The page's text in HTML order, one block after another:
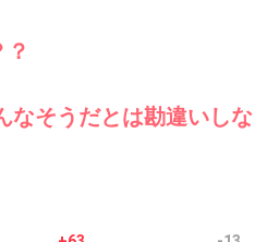
なそうだとは勘違いしな